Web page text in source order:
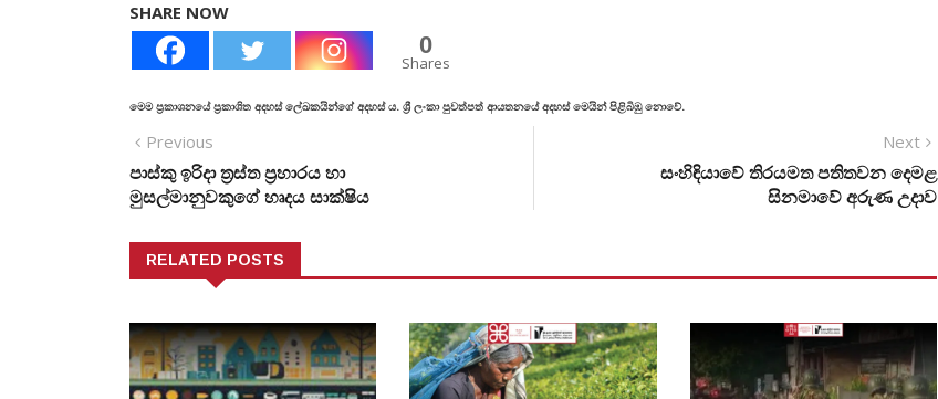
SHARE NOW
0
Shares
මෙම ප්‍රකාශනයේ ප්‍රකාශිත අදහස් ලේඛකයින්ගේ අදහස් ය. ශ්‍රී ලංකා පුවත්පත් ආයතනයේ අදහස් මෙයින් පිළිබිඹු නොවේ.
Previous
පාස්කු ඉරිදා ත්‍රස්ත ප්‍රහාරය හා
මුසල්මානුවකුගේ හෘදය සාක්ෂිය
Next
සංහිඳියාවේ තිරයමත පතිතවන දෙමළ
සිනමාවේ අරුණ උදාව
RELATED POSTS